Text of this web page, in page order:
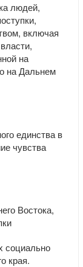
людей,
включая
на
на Дальнем
единства в
чувства
Востока,
социально
края.